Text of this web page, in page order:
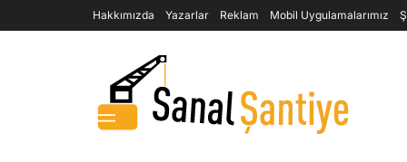
Hakkımızda Yazarlar Reklam Mobil Uygulamalarımız